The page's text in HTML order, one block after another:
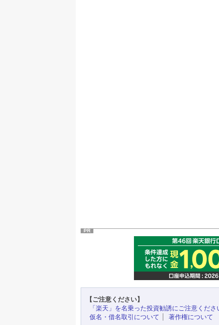
PR
【ご注意ください】
「楽天」を名乗った投資勧誘にご注意くださ
仮名・借名取引について
著作権について